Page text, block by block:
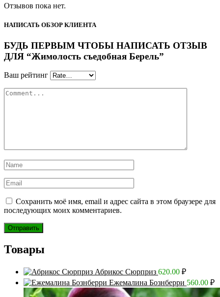
Отзывов пока нет.
НАПИСАТЬ ОБЗОР КЛИЕНТА
БУДЬ ПЕРВЫМ ЧТОБЫ НАПИСАТЬ ОТЗЫВ
ДЛЯ “Жимолость съедобная Берель”
Ваш рейтинг
Сохранить моё имя, email и адрес сайта в этом браузере для
последующих моих комментариев.
Товары
Абрикос Сюрприз 620.00 ₽
Ежемалина Бознберри 560.00 ₽